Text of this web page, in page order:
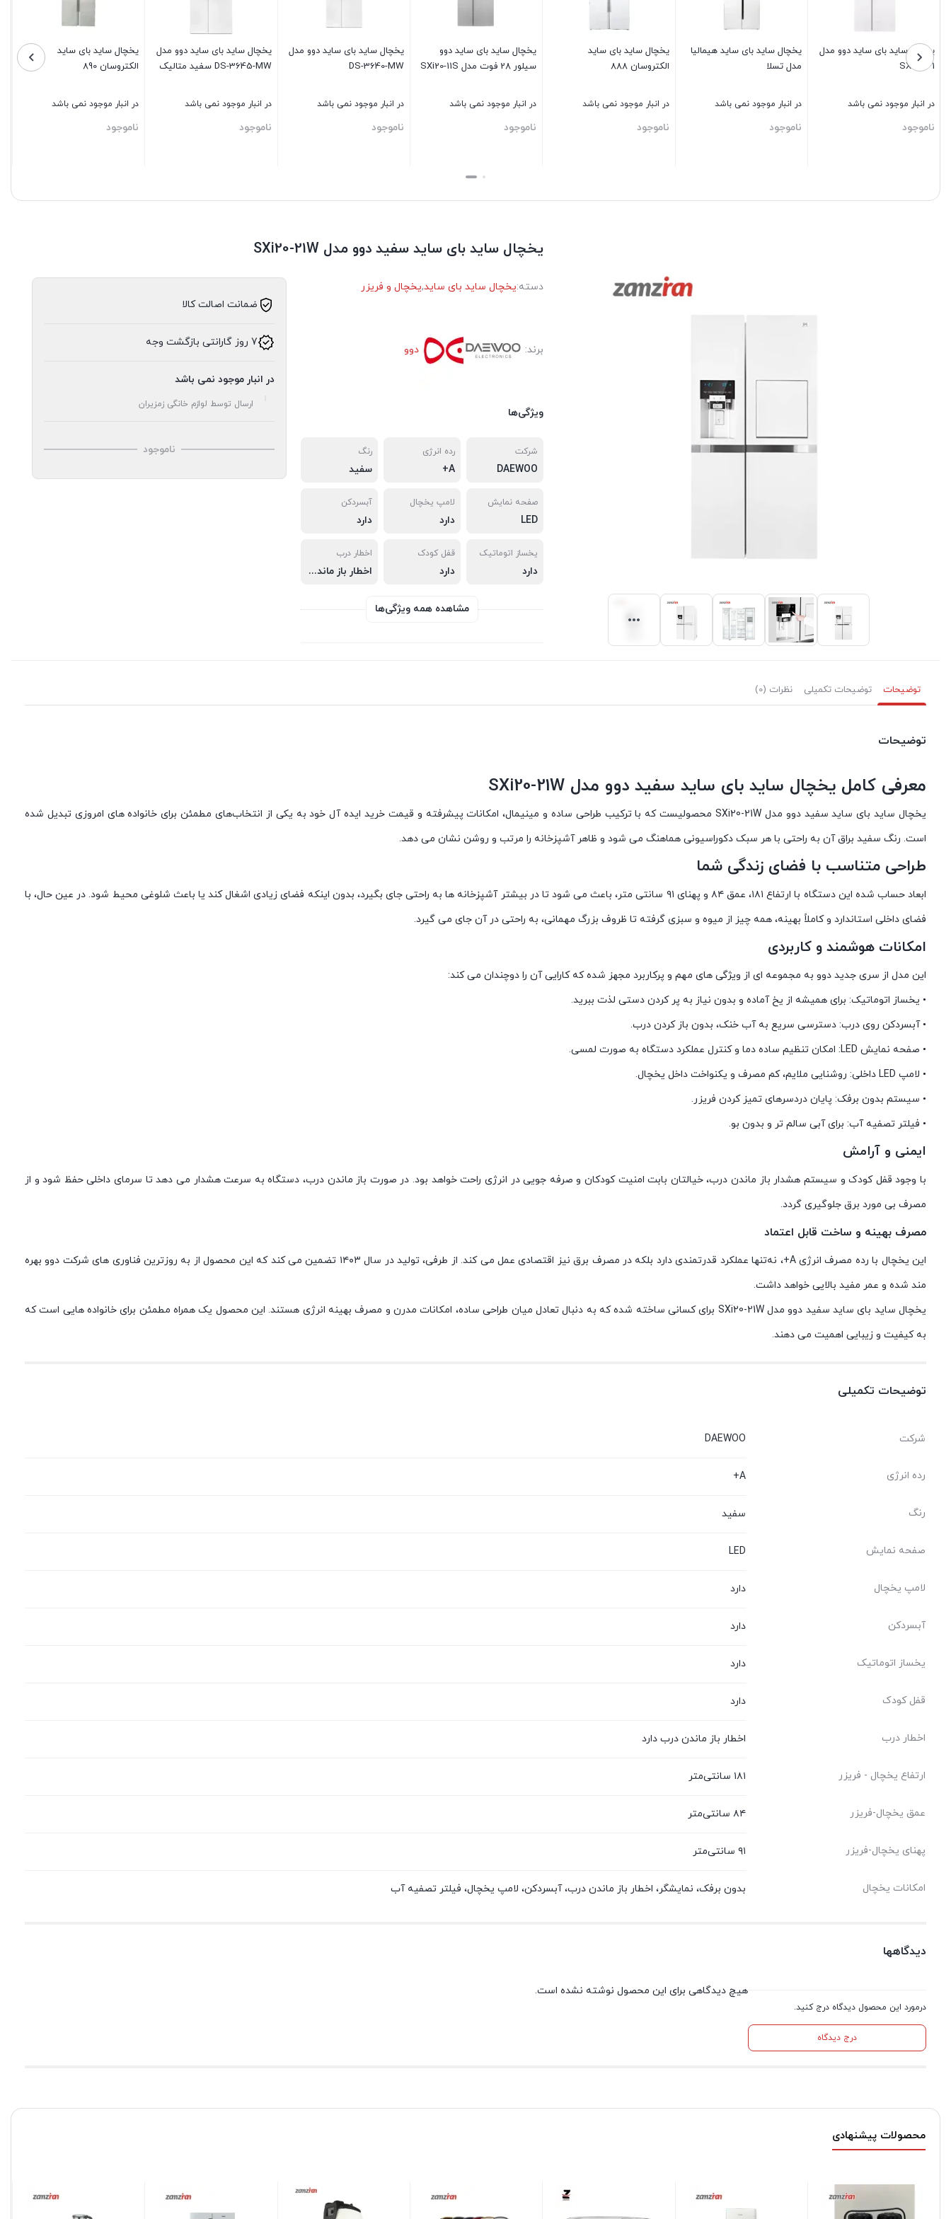
یخچال سايد بای سايد دوو مدل
SXI20-31
در انبار موجود نمی باشد
ناموجود
یخچال ساید بای‌ ساید هیمالیا
مدل تسلا
در انبار موجود نمی باشد
ناموجود
یخچال ساید بای‌ ساید
الکتروسان 888
در انبار موجود نمی باشد
ناموجود
یخچال ساید بای‌ ساید دوو
سیلور 28 فوت مدل SXi20-11S
در انبار موجود نمی باشد
ناموجود
یخچال ساید بای‌ ساید دوو مدل
DS-3640-MW
در انبار موجود نمی باشد
ناموجود
یخچال ساید بای‌ ساید دوو مدل
DS-3645-MW سفید متالیک
در انبار موجود نمی باشد
ناموجود
یخچال ساید بای‌ ساید
الکتروسان 890
در انبار موجود نمی باشد
ناموجود
یخچال ساید بای‌ ساید سفید دوو مدل SXi20-21W
دسته:یخچال ساید بای ساید,یخچال و فریزر
برند: دوو
ویژگی‌ها
شرکت
DAEWOO
رده انرژی
A+
رنگ
سفید
صفحه نمایش
LED
لامپ یخچال
دارد
آبسردکن
دارد
یخساز اتوماتیک
دارد
قفل کودک
دارد
اخطار درب
اخطار باز ماندن درب دارد
مشاهده همه ویژگی‌ها
ضمانت اصالت کالا
7 روز گارانتی بازگشت وجه
در انبار موجود نمی باشد
ارسال توسط لوازم خانگی زمزیران
ناموجود
توضیحات توضیحات تکمیلی نظرات (0)
توضیحات
معرفی کامل یخچال ساید بای‌ ساید سفید دوو مدل SXi20-21W
یخچال ساید بای‌ ساید سفید دوو مدل SXi20-21W محصولیست که با ترکیب طراحی ساده و مینیمال، امکانات پیشرفته و قیمت خرید ایده آل خود به یکی از انتخاب‌های مطمئن برای خانواده های امروزی تبدیل شده
است. رنگ سفید براق آن به راحتی با هر سبک دکوراسیونی هماهنگ می شود و ظاهر آشپزخانه را مرتب و روشن نشان می دهد.
طراحی متناسب با فضای زندگی شما
ابعاد حساب شده این دستگاه با ارتفاع ۱۸۱، عمق ۸۴ و پهنای ۹۱ سانتی متر، باعث می شود تا در بیشتر آشپزخانه ها به راحتی جای بگیرد، بدون اینکه فضای زیادی اشغال کند یا باعث شلوغی محیط شود. در عین حال، با
فضای داخلی استاندارد و کاملاً بهینه‌، همه چیز از میوه و سبزی گرفته تا ظروف بزرگ مهمانی، به راحتی در آن جای می گیرد.
امکانات هوشمند و کاربردی
این مدل از سری جدید دوو به مجموعه ای از ویژگی های مهم و پرکاربرد مجهز شده که کارایی آن را دوچندان می کند:
• یخساز اتوماتیک: برای همیشه از یخ آماده و بدون نیاز به پر کردن دستی لذت ببرید.
• آبسردکن روی درب: دسترسی سریع به آب خنک، بدون باز کردن درب.
• صفحه نمایش LED: امکان تنظیم ساده دما و کنترل عملکرد دستگاه به صورت لمسی.
• لامپ LED داخلی: روشنایی ملایم، کم مصرف و یکنواخت داخل یخچال.
• سیستم بدون برفک: پایان دردسرهای تمیز کردن فریزر.
• فیلتر تصفیه آب: برای آبی سالم تر و بدون بو.
ایمنی و آرامش
با وجود قفل کودک و سیستم هشدار باز ماندن درب، خیالتان بابت امنیت کودکان و صرفه جویی در انرژی راحت خواهد بود. در صورت باز ماندن درب، دستگاه به سرعت هشدار می دهد تا سرمای داخلی حفظ شود و از
مصرف بی مورد برق جلوگیری گردد.
مصرف بهینه و ساخت قابل اعتماد
این یخچال با رده مصرف انرژی A+، نه‌تنها عملکرد قدرتمندی دارد بلکه در مصرف برق نیز اقتصادی عمل می کند. از طرفی، تولید در سال ۱۴۰۳ تضمین می کند که این محصول از به روزترین فناوری های شرکت دوو بهره
مند شده و عمر مفید بالایی خواهد داشت.
یخچال ساید بای‌ ساید سفید دوو مدل SXi20-21W برای کسانی ساخته شده که به دنبال تعادل میان طراحی ساده، امکانات مدرن و مصرف بهینه انرژی هستند. این محصول یک همراه مطمئن برای خانواده هایی است که
به کیفیت و زیبایی اهمیت می دهند.
توضیحات تکمیلی
شرکت DAEWOO
رده انرژی A+
رنگ سفید
صفحه نمایش LED
لامپ یخچال دارد
آبسردکن دارد
یخساز اتوماتیک دارد
قفل کودک دارد
اخطار درب اخطار باز ماندن درب دارد
ارتفاع یخچال - فریزر ۱۸۱ سانتی‌متر
عمق یخچال-فریزر ۸۴ سانتی‌متر
پهنای یخچال-فریزر ۹۱ سانتی‌متر
امکانات یخچال بدون برفک، نمایشگر، اخطار باز ماندن درب، آبسردکن، لامپ یخچال، فیلتر تصفیه آب
دیدگاهها
درمورد این محصول دیدگاه درج کنید.
درج دیدگاه
هیچ دیدگاهی برای این محصول نوشته نشده است.
محصولات پیشنهادی